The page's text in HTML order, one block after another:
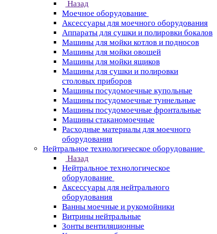
Назад
Моечное оборудование
Аксессуары для моечного оборудования
Аппараты для сушки и полировки бокалов
Машины для мойки котлов и подносов
Машины для мойки овощей
Машины для мойки ящиков
Машины для сушки и полировки
столовых приборов
Машины посудомоечные купольные
Машины посудомоечные туннельные
Машины посудомоечные фронтальные
Машины стаканомоечные
Расходные материалы для моечного
оборудования
Нейтральное технологическое оборудование
Назад
Нейтральное технологическое
оборудование
Аксессуары для нейтрального
оборудования
Ванны моечные и рукомойники
Витрины нейтральные
Зонты вентиляционные